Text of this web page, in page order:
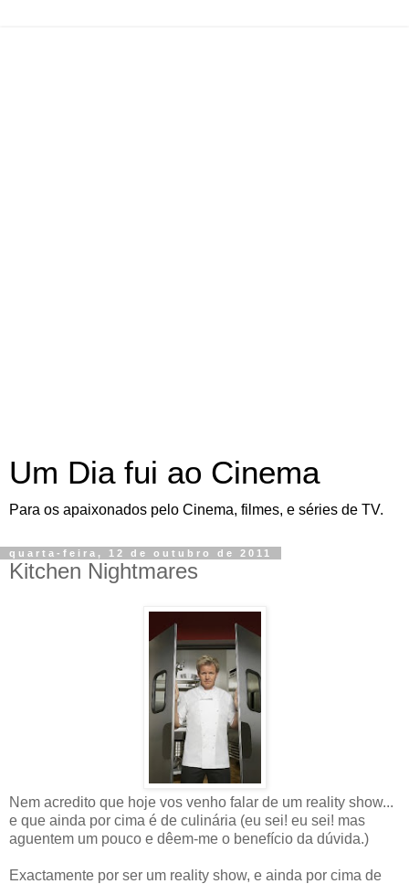
Um Dia fui ao Cinema
Para os apaixonados pelo Cinema, filmes, e séries de TV.
quarta-feira, 12 de outubro de 2011
Kitchen Nightmares
Nem acredito que hoje vos venho falar de um reality show...
e que ainda por cima é de culinária (eu sei! eu sei! mas
aguentem um pouco e dêem-me o benefício da dúvida.)
Exactamente por ser um reality show, e ainda por cima de